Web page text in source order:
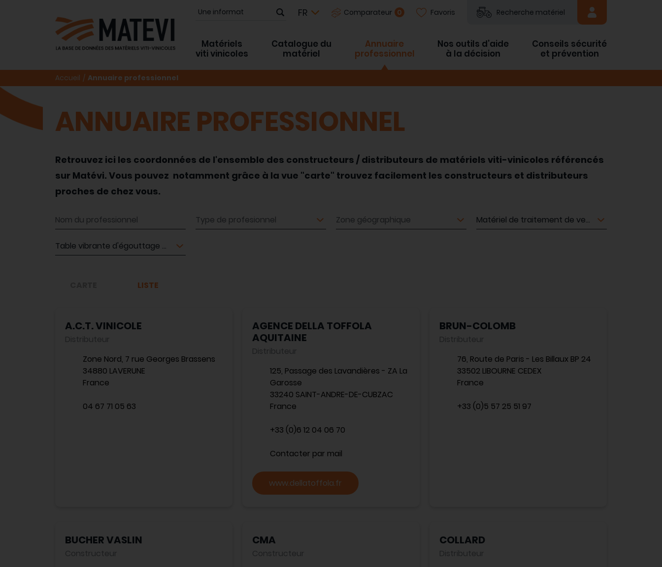
Comparateur 0 Favoris Recherche matériel
Matériels
viti vinicoles
Catalogue du
matériel
Annuaire
professionnel
Nos outils d’aide
à la décision
Conseils sécurité
et prévention
Accueil Annuaire professionnel
ANNUAIRE PROFESSIONNEL
Retrouvez ici les coordonnées de l'ensemble des constructeurs / distributeurs de matériels viti-vinicoles référencés
sur Matévi. Vous pouvez notamment grâce à la vue "carte" trouvez facilement les constructeurs et distributeurs
proches de chez vous.
Nom du professionnel Type de profesionnel Zone géographique Matériel
Matériel
LISTE
A.C.T. VINICOLE
Distributeur
Zone Nord, 7 rue Georges Brassens
34880 LAVERUNE
France
04 67 71 05 63
AGENCE DELLA TOFFOLA
AQUITAINE
Distributeur
125, Passage des Lavandières - ZA La
Garosse
33240 SAINT-ANDRE-DE-CUBZAC
France
+33 (0)6 12 04 06 70
Contacter par mail
www.dellatoffola.fr
BRUN-COLOMB
Distributeur
76, Route de Paris - Les Billaux BP 24
33502 LIBOURNE CEDEX
France
+33 (0)5 57 25 51 97
BUCHER VASLIN
Constructeur
CMA
Constructeur
COLLARD
Distributeur